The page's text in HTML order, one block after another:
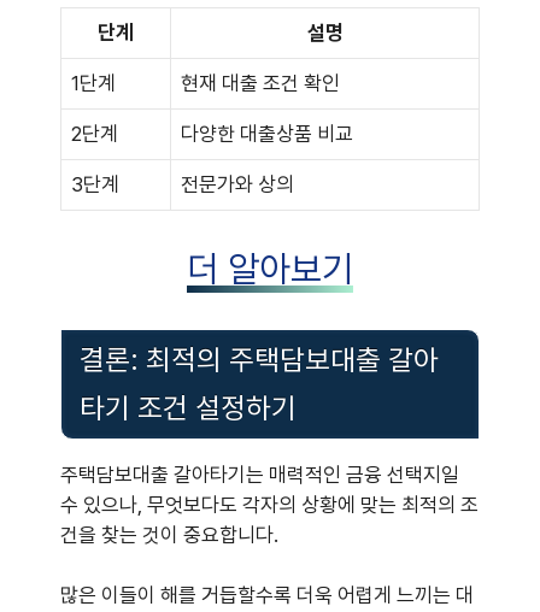
단계 설명
1단계 현재 대출 조건 확인
2단계 다양한 대출상품 비교
3단계 전문가와 상의
더 알아보기
결론: 최적의 주택담보대출 갈아
타기 조건 설정하기
주택담보대출 갈아타기는 매력적인 금융 선택지일
수 있으나, 무엇보다도 각자의 상황에 맞는 최적의 조
건을 찾는 것이 중요합니다.
많은 이들이 해를 거듭할수록 더욱 어렵게 느끼는 대